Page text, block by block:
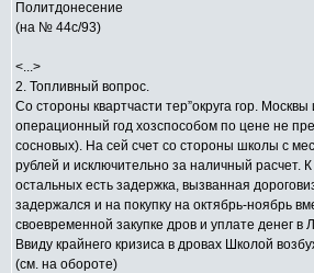
Политдонесение
(на № 44с/93)
<...>
2. Топливный вопрос.
Со стороны квартчасти тер”округа гор.
операционный год хозспособом по цене не
сосновых). На сей счет со стороны школы с
рублей и исключительно за наличный
остальных есть задержка, вызванная
задержался и на покупку на октябрь-ноябрь
своевременной закупке дров и уплате денег в
Ввиду крайнего кризиса в дровах Школой
(см. на обороте)